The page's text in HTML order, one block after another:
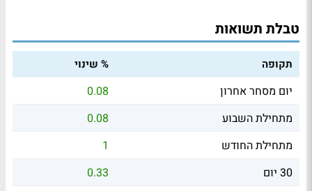
טבלת תשואות
תקופה % שינוי
יום מסחר אחרון
0.08
מתחילת השבוע
0.08
מתחילת החודש
1
30 יום
0.33